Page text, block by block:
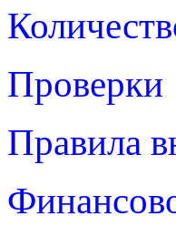
Проверки
Правила